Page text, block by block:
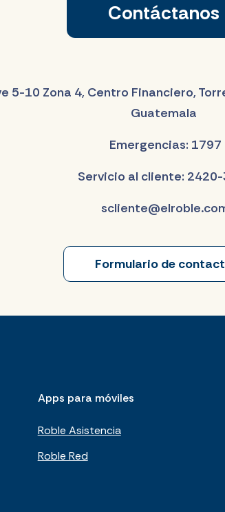
Contáctanos
5-10 Zona 4, Centro Financiero,
Guatemala
Emergencias: 1797
Servicio al cliente:
Formulario de
Apps para móviles
Roble Asistencia
Roble Red